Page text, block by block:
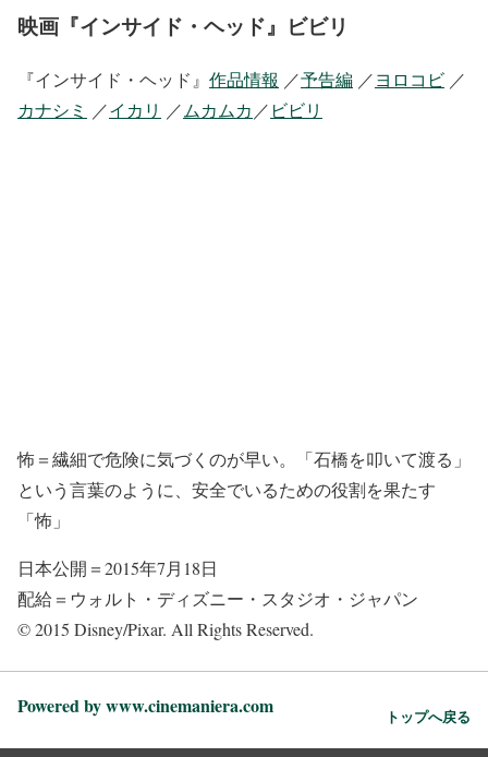
映画『インサイド・ヘッド』ビビリ
『インサイド・ヘッド』 作品情報 ／予告編 ／ヨロコビ ／
カナシミ
／イカリ ／ ムカムカ ／ ビビリ
怖＝繊細で危険に気づくのが早い。「石橋を叩いて渡る」
という言葉のように、安全でいるための役割を果たす
「怖」
日本公開＝2015年7月18日
配給＝ウォルト・ディズニー・スタジオ・ジャパン
© 2015 Disney/Pixar. All Rights Reserved.
Powered by www.cinemaniera.com トップへ戻る